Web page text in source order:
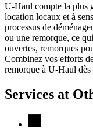
U-Haul compte la plus
location locaux et à
processus de
ou une remorque, ce
ouvertes, remorques
Combinez vos efforts
remorque à U-Haul
Services at